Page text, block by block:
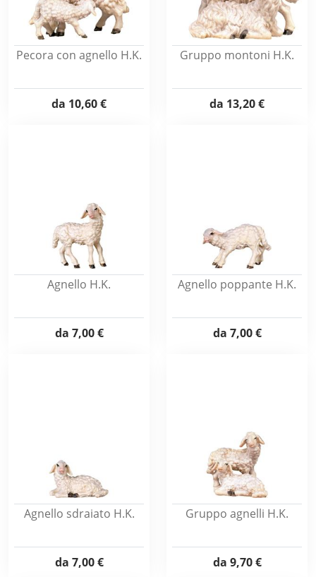
Pecora con agnello H.K.
da 10,60 €
Gruppo montoni H.K.
da 13,20 €
Agnello H.K.
da 7,00 €
Agnello poppante H.K.
da 7,00 €
Agnello sdraiato H.K.
da 7,00 €
Gruppo agnelli H.K.
da 9,70 €